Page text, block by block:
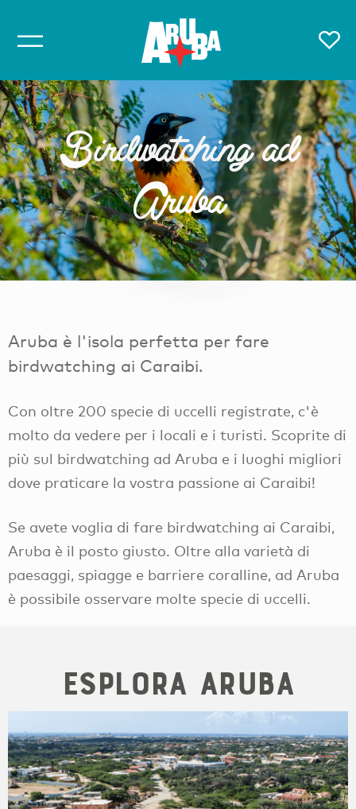
Birdwatching ad
Aruba
Aruba è l'isola perfetta per fare
birdwatching ai Caraibi.
Con oltre 200 specie di uccelli registrate, c'è
molto da vedere per i locali e i turisti. Scoprite di
più sul birdwatching ad Aruba e i luoghi migliori
dove praticare la vostra passione ai Caraibi!
Se avete voglia di fare birdwatching ai Caraibi,
Aruba è il posto giusto. Oltre alla varietà di
paesaggi, spiagge e barriere coralline, ad Aruba
è possibile osservare molte specie di uccelli.
Esplora Aruba